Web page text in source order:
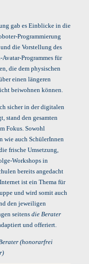
gab es Einblicke in die
Programmierung
die Vorstellung des
Avatar-Programmes für
die dem physischen
einen längeren
beiwohnen können.
sicher in der digitalen
stand den gesamten
Fokus. Sowohl
wie auch SchülerInnen
frische Umsetzung,
Workshops in
bereits angedacht
ist ein Thema für
und wird somit auch
den jeweiligen
seitensdie Berater
und offeriert.
(honorarfrei